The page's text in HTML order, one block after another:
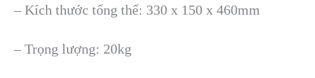
– Kích thước tổng thể: 330 x 150 x 460mm
– Trọng lượng: 20kg